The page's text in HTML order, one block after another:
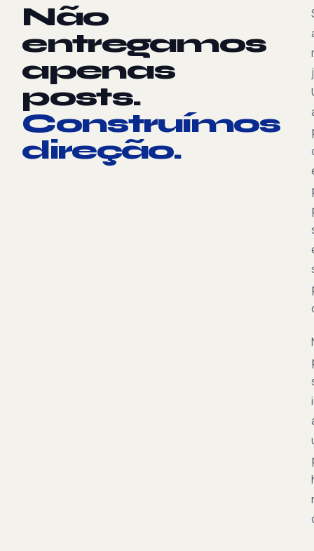
Não
entregamos
apenas
posts.
Construímos
direção.